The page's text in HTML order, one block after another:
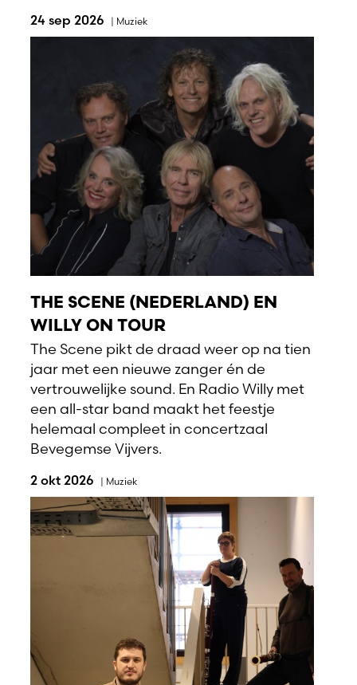
24 sep 2026 | Muziek
THE SCENE (NEDERLAND) EN
WILLY ON TOUR
The Scene pikt de draad weer op na tien
jaar met een nieuwe zanger én de
vertrouwelijke sound. En Radio Willy met
een all-star band maakt het feestje
helemaal compleet in concertzaal
Bevegemse Vijvers.
2 okt 2026 | Muziek